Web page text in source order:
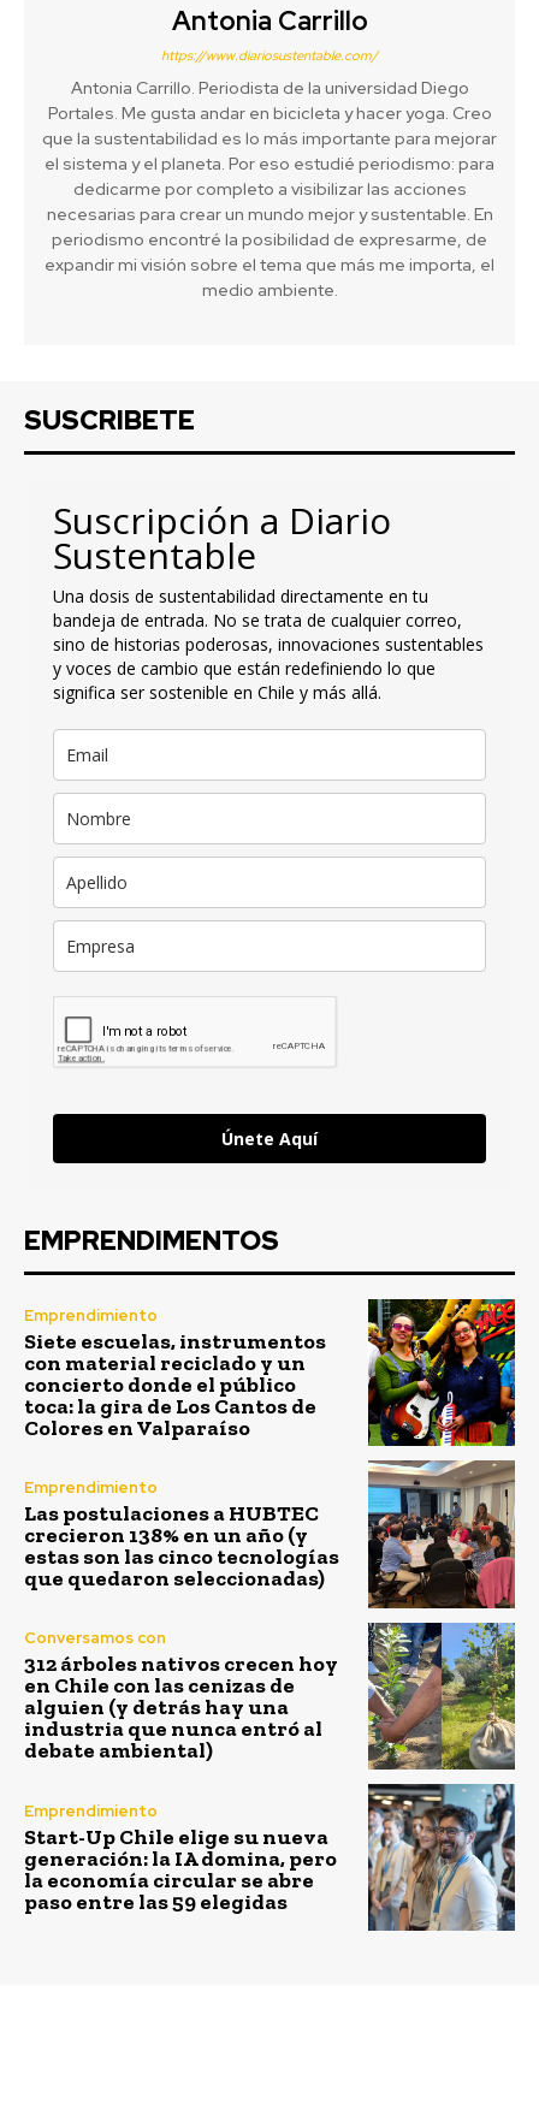
Antonia Carrillo
https://www.diariosustentable.com/
Antonia Carrillo. Periodista de la universidad Diego
Portales. Me gusta andar en bicicleta y hacer yoga. Creo
que la sustentabilidad es lo más importante para mejorar
el sistema y el planeta. Por eso estudié periodismo: para
dedicarme por completo a visibilizar las acciones
necesarias para crear un mundo mejor y sustentable. En
periodismo encontré la posibilidad de expresarme, de
expandir mi visión sobre el tema que más me importa, el
medio ambiente.
SUSCRIBETE
Suscripción a Diario
Sustentable
Una dosis de sustentabilidad directamente en tu
bandeja de entrada. No se trata de cualquier correo,
sino de historias poderosas, innovaciones sustentables
y voces de cambio que están redefiniendo lo que
significa ser sostenible en Chile y más allá.
Únete Aquí
EMPRENDIMENTOS
Emprendimiento
Siete escuelas, instrumentos
con material reciclado y un
concierto donde el público
toca: la gira de Los Cantos de
Colores en Valparaíso
Emprendimiento
Las postulaciones a HUBTEC
crecieron 138% en un año (y
estas son las cinco tecnologías
que quedaron seleccionadas)
Conversamos con
312 árboles nativos crecen hoy
en Chile con las cenizas de
alguien (y detrás hay una
industria que nunca entró al
debate ambiental)
Emprendimiento
Start-Up Chile elige su nueva
generación: la IA domina, pero
la economía circular se abre
paso entre las 59 elegidas